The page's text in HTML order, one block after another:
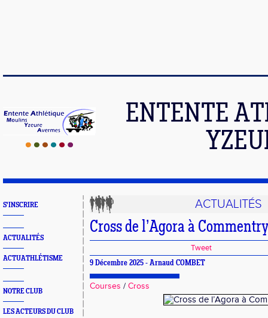
ENTENTE
S'INSCRIRE
ACTUALITÉS
ACTUATHLÉTISME
NOTRE CLUB
LES ACTEURS DU CLUB
ACTUALITÉS
Cross de l’Agora à Commentry
Tweet
9 Décembre 2025 - Arnaud COMBET
Courses / Cross